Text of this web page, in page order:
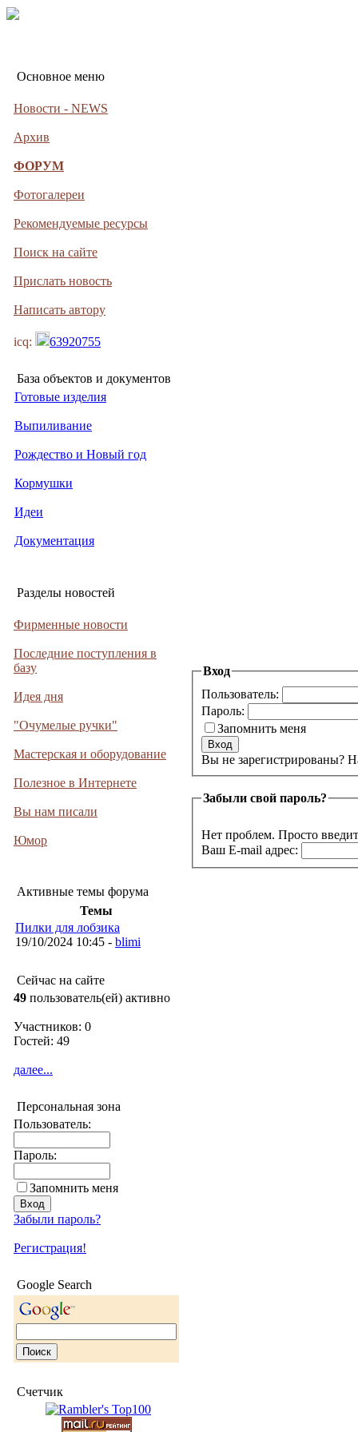
Основное меню
Новости - NEWS
Архив
ФОРУМ
Фотогалереи
Рекомендуемые ресурсы
Поиск на сайте
Прислать новость
Написать автору
icq: 63920755
База объектов и документов
Готовые изделия
Выпиливание
Рождество и Новый год
Кормушки
Идеи
Документация
Разделы новостей
Фирменные новости
Последние поступления в
базу
Идея дня
"Очумелые ручки"
Мастерская и оборудование
Полезное в Интернете
Вы нам писали
Юмор
Активные темы форума
Темы
Пилки для лобзика
19/10/2024 10:45 - blimi
Сейчас на сайте
49 пользователь(ей) активно
Участников: 0
Гостей: 49
далее...
Персональная зона
Пользователь:
Пароль:
Запомнить меня
Забыли пароль?
Регистрация!
Google Search
Счетчик
Вход
Пользователь:
Пароль:
Запомнить меня
Вы не
Забыли свой пароль?
Нет проблем. Просто
Ваш E-mail адрес: